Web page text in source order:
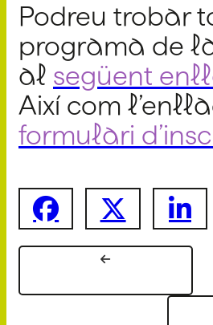
Podreu trobar
programa de
al següent
Així com
formulari